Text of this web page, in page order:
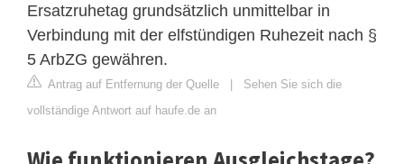
Ersatzruhetag grundsätzlich unmittelbar in
Verbindung mit der elfstündigen Ruhezeit nach §
5 ArbZG gewähren.
Antrag auf Entfernung der Quelle | Sehen Sie sich die
vollständige Antwort auf haufe.de an